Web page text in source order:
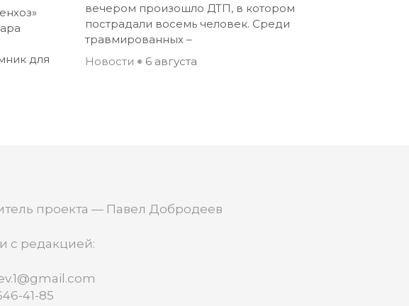
для
вечером произошло ДТП, в котором
пострадали восемь человек. Среди
травмированных –
Новости
6 августа
проекта — Павел Добродеев
с редакцией:
41-85